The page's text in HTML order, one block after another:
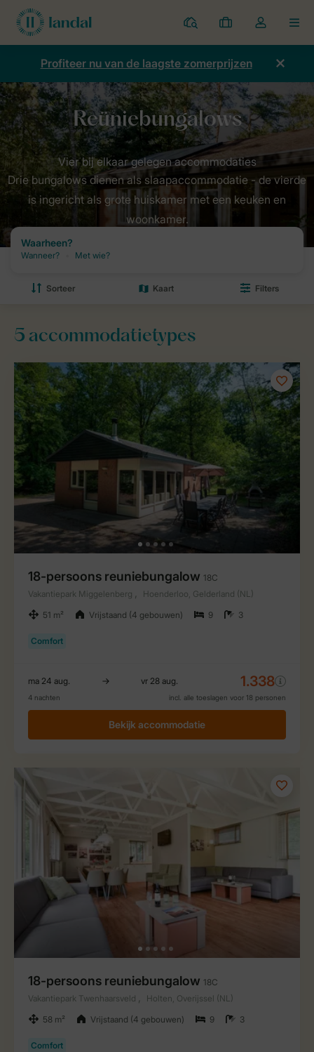
Parken
Mijn
boekingen
Open
de
dropdown
mijn
account
Profiteer nu van de laagste zomerprijzen
Drie bungalows dienen als slaapaccommodatie - de vierde
is ingericht als grote huiskamer met een keuken en
woonkamer.